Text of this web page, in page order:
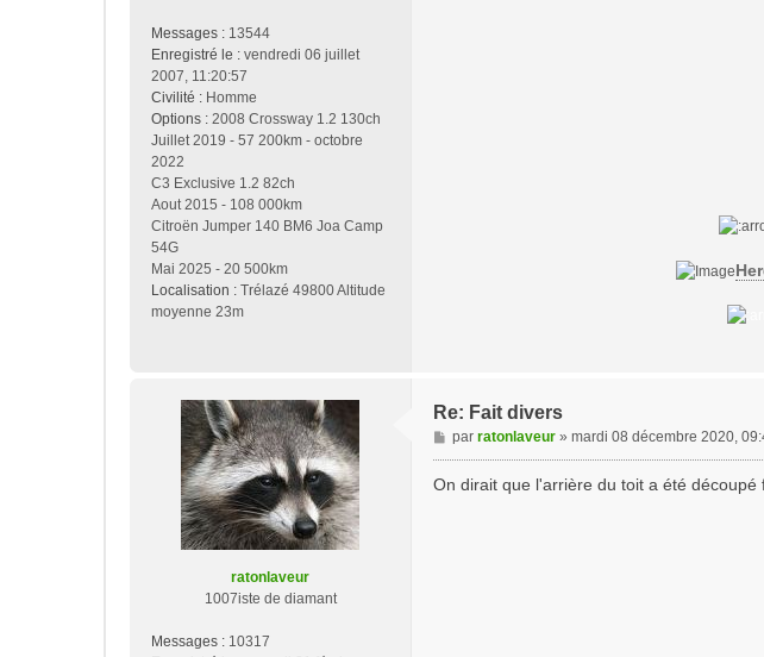
Messages : 13544
Enregistré le : vendredi 06 juillet
2007, 11:20:57
Civilité : Homme
Options : 2008 Crossway 1.2 130ch
Juillet 2019 - 57 200km - octobre
2022
C3 Exclusive 1.2 82ch
Aout 2015 - 108 000km
Citroën Jumper 140 BM6 Joa Camp
54G
Mai 2025 - 20 500km
Localisation : Trélazé 49800 Altitude
moyenne 23m
ratonlaveur
1007iste de diamant
Messages : 10317
Re: Fait divers
M
e
s
par ratonlaveur» mardi 08 décembre 2020,
On dirait que l'arrière du toit a été découpé